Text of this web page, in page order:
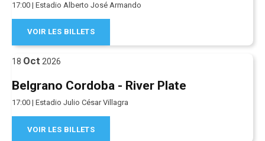
17:00 | Estadio Alberto José Armando
VOIR LES BILLETS
18 Oct 2026
Belgrano Cordoba - River Plate
17:00 | Estadio Julio César Villagra
VOIR LES BILLETS